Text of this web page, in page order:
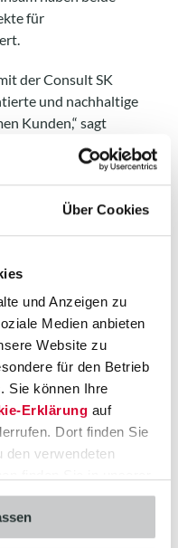
Über Cookies
und Anzeigen zu
Medien anbieten
Website zu
für den Betrieb
Sie können Ihre
Erklärung auf
Dort finden Sie
den verwendeten
für
der Consult SK
und nachhaltige
Kunden,“ sagt
Retail der CAS
aus „wir freuen
der Consult-SK
1988 nahtlos
der
– unabhängig,
mit der Kombination
Beratung für
Lösungen. Mit
in Deutschland und
Financial
sich die CAS AG für
Partner verbindet
Applikationen,
erprobten